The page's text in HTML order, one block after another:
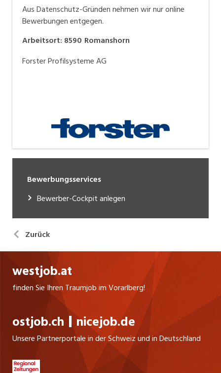
Aus Datenschutz-Gründen nehmen wir nur online
Bewerbungen entgegen.
Arbeitsort: 8590 Romanshorn
Forster Profilsysteme AG
Bewerbungsservices
Bewerber-Cockpit anlegen
Zurück
westjob.at
finden Sie Ihren Traumjob im Vorarlberg!
ostjob.ch nicejob.de
Unsere Partnerportale in der Schweiz und in Deutschland